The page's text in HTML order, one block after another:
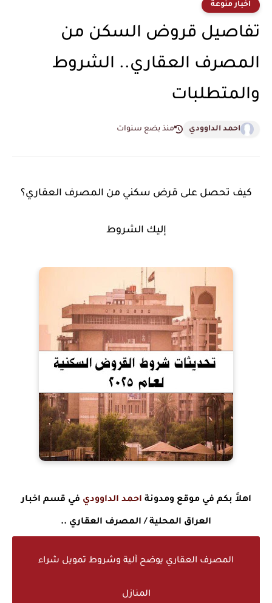
اخبار منوعة
تفاصيل قروض السكن من
المصرف العقاري.. الشروط
والمتطلبات
احمد الداوودي منذ بضع سنوات
كيف تحصل على قرض سكني من المصرف العقاري؟
إليك الشروط
اهلاً بكم في موقع ومدونة احمد الداوودي في قسم اخبار
العراق المحلية / المصرف العقاري ..
المصرف العقاري يوضح آلية وشروط تمويل شراء
المنازل